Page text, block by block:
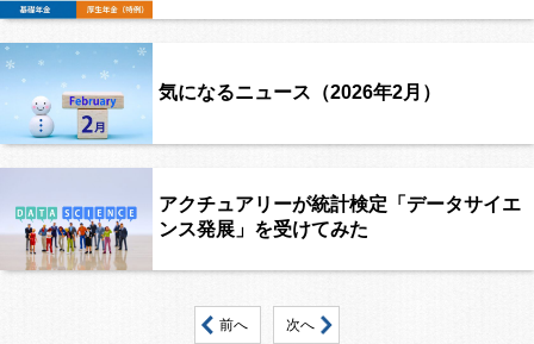
気になるニュース（2026年2月）
アクチュアリーが統計検定「データサイエ
ンス発展」を受けてみた
前へ
次へ